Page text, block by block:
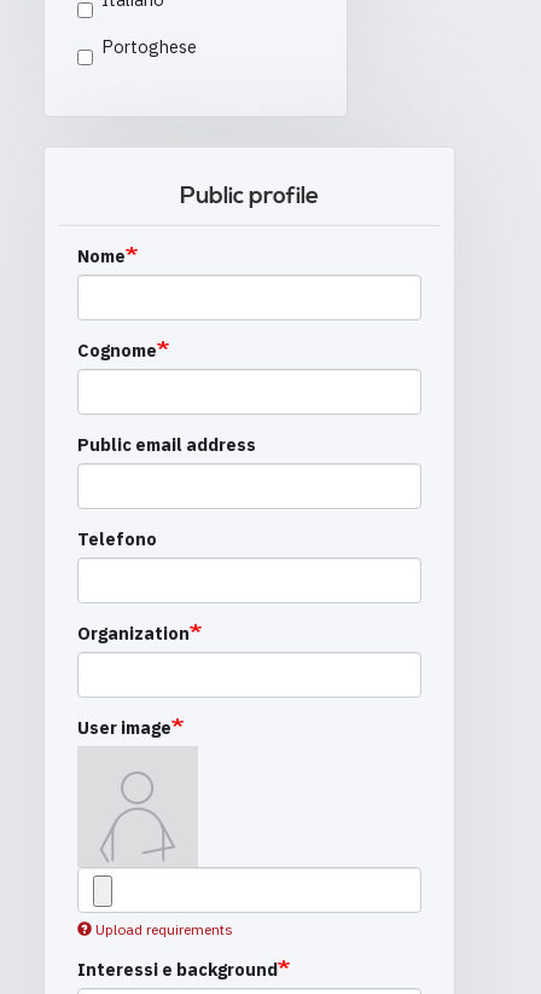
Portoghese
Public profile
Nome
Cognome
Public email address
Telefono
Organization
User image
Upload requirements
Interessi e background